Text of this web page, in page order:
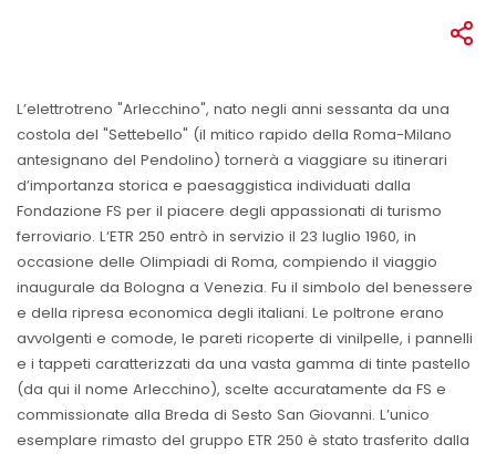
L’elettrotreno "Arlecchino", nato negli anni sessanta da una
costola del "Settebello" (il mitico rapido della Roma-Milano
antesignano del Pendolino) tornerà a viaggiare su itinerari
d’importanza storica e paesaggistica individuati dalla
Fondazione FS per il piacere degli appassionati di turismo
ferroviario. L‘ETR 250 entrò in servizio il 23 luglio 1960, in
occasione delle Olimpiadi di Roma, compiendo il viaggio
inaugurale da Bologna a Venezia. Fu il simbolo del benessere
e della ripresa economica degli italiani. Le poltrone erano
avvolgenti e comode, le pareti ricoperte di vinilpelle, i pannelli
e i tappeti caratterizzati da una vasta gamma di tinte pastello
(da qui il nome Arlecchino), scelte accuratamente da FS e
commissionate alla Breda di Sesto San Giovanni. L’unico
esemplare rimasto del gruppo ETR 250 è stato trasferito dalla